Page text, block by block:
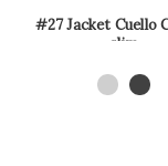
#27 Jacket Cuello
slim